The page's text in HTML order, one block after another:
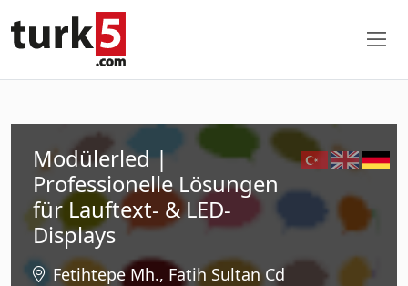
Modülerled |
Professionelle Lösungen
für Lauftext- & LED-
Displays
Fetihtepe Mh., Fatih Sultan Cd